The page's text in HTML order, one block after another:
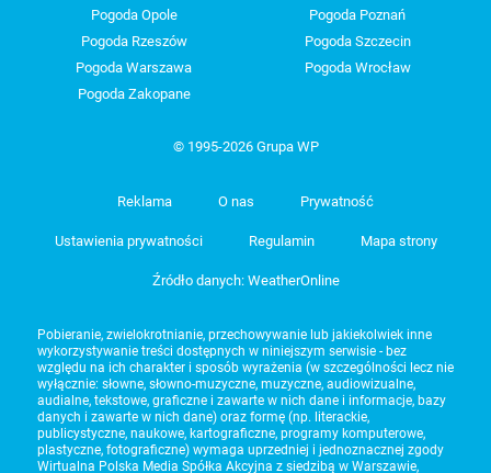
Pogoda Opole
Pogoda Poznań
Pogoda Rzeszów
Pogoda Szczecin
Pogoda Warszawa
Pogoda Wrocław
Pogoda Zakopane
© 1995-2026 Grupa WP
Reklama O nas Prywatność
Ustawienia prywatności Regulamin Mapa strony
Źródło danych: WeatherOnline
Pobieranie, zwielokrotnianie, przechowywanie lub jakiekolwiek inne
wykorzystywanie treści dostępnych w niniejszym serwisie - bez
względu na ich charakter i sposób wyrażenia (w szczególności lecz nie
wyłącznie: słowne, słowno-muzyczne, muzyczne, audiowizualne,
audialne, tekstowe, graficzne i zawarte w nich dane i informacje, bazy
danych i zawarte w nich dane) oraz formę (np. literackie,
publicystyczne, naukowe, kartograficzne, programy komputerowe,
plastyczne, fotograficzne) wymaga uprzedniej i jednoznacznej zgody
Wirtualna Polska Media Spółka Akcyjna z siedzibą w Warszawie,